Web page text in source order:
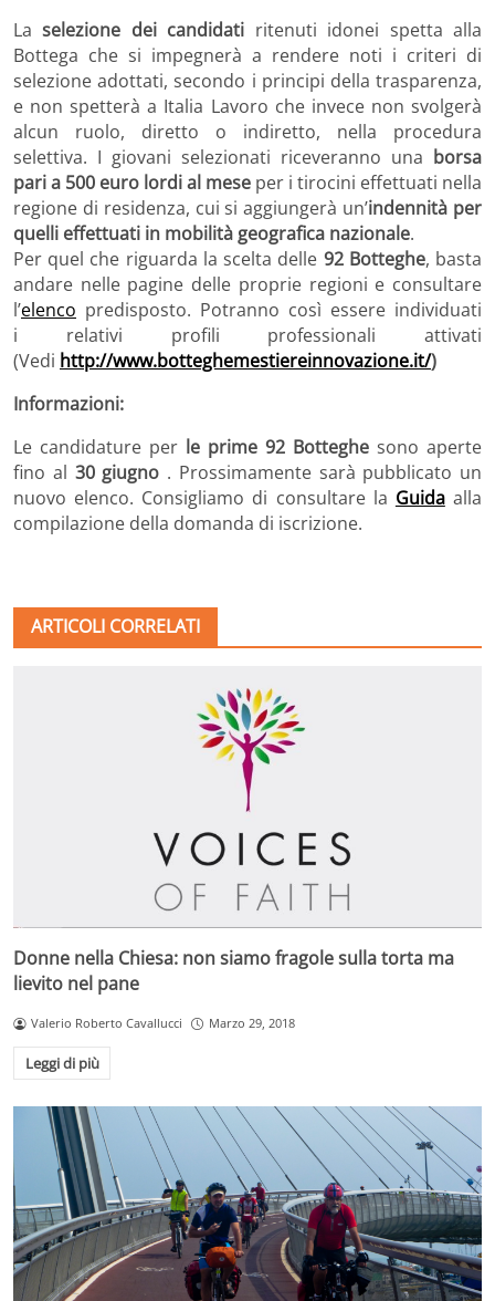
Laselezione dei candidati ritenuti idonei spetta alla
Bottega che si impegnerà a rendere noti i criteri di
selezione adottati, secondo i principi della trasparenza,
e non spetterà a Italia Lavoro che invece non svolgerà
alcun ruolo, diretto o indiretto, nella procedura
selettiva. I giovani selezionati riceveranno una borsa
pari a 500 euro lordi al mese per i tirocini effettuati nella
regione di residenza, cui si aggiungerà un’indennità per
quelli effettuati in mobilità geografica nazionale.
Per quel che riguarda la scelta delle 92 Botteghe, basta
andare nelle pagine delle proprie regioni e consultare
l’elenco predisposto. Potranno così essere individuati
i relativi profili professionali attivati
(Vedi http://www.botteghemestiereinnovazione.it/)
Informazioni:
Le candidature per le prime 92 Botteghe sono aperte
fino al 30 giugno . Prossimamente sarà pubblicato un
nuovo elenco. Consigliamo di consultare la Guidaalla
compilazione della domanda di iscrizione.
ARTICOLI CORRELATI
Donne nella Chiesa: non siamo fragole sulla torta ma
lievito nel pane
Valerio Roberto Cavallucci Marzo 29, 2018
Leggi di più